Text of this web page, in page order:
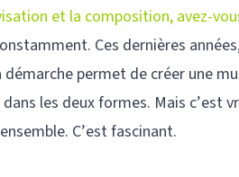
et la composition, avez-
Ces dernières
permet de créer une
les deux formes. Mais c’est
C’est fascinant.